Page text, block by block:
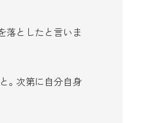
落としたと言いま
。次第に自分自身